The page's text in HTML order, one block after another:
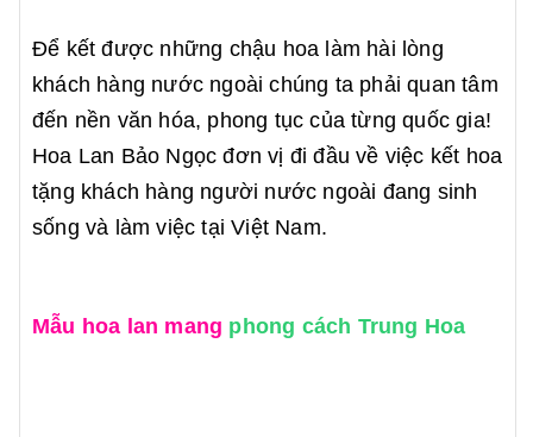
Để kết được những chậu hoa làm hài lòng
khách hàng nước ngoài chúng ta phải quan tâm
đến nền văn hóa, phong tục của từng quốc gia!
Hoa Lan Bảo Ngọc đơn vị đi đầu về việc kết hoa
tặng khách hàng người nước ngoài đang sinh
sống và làm việc tại Việt Nam.
Mẫu hoa lan mang phong cách Trung Hoa